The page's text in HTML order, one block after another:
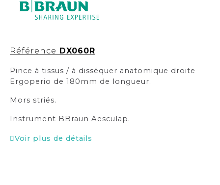
Référence DX060R
Pince à tissus / à disséquer anatomique droite
Ergoperio de 180mm de longueur.
Mors striés.
Instrument BBraun Aesculap.
Voir plus de détails